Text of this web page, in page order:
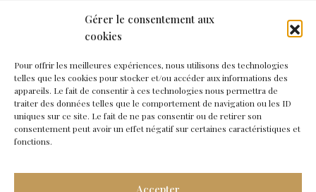
Gérer le consentement aux
cookies
Pour offrir les meilleures expériences, nous utilisons des technologies
telles que les cookies pour stocker et/ou accéder aux informations des
appareils. Le fait de consentir à ces technologies nous permettra de
traiter des données telles que le comportement de navigation ou les ID
uniques sur ce site. Le fait de ne pas consentir ou de retirer son
consentement peut avoir un effet négatif sur certaines caractéristiques et
fonctions.
Accepter
36 rue Condillac 33 000 BORDEAUX
NEWSLETTER